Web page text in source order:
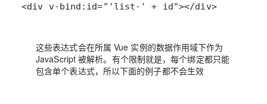
<div v-bind:id="'list-' + id"></div>
这些表达式会在所属 Vue 实例的数据作用域下作为
JavaScript 被解析。有个限制就是，每个绑定都只能
包含单个表达式，所以下面的例子都不会生效